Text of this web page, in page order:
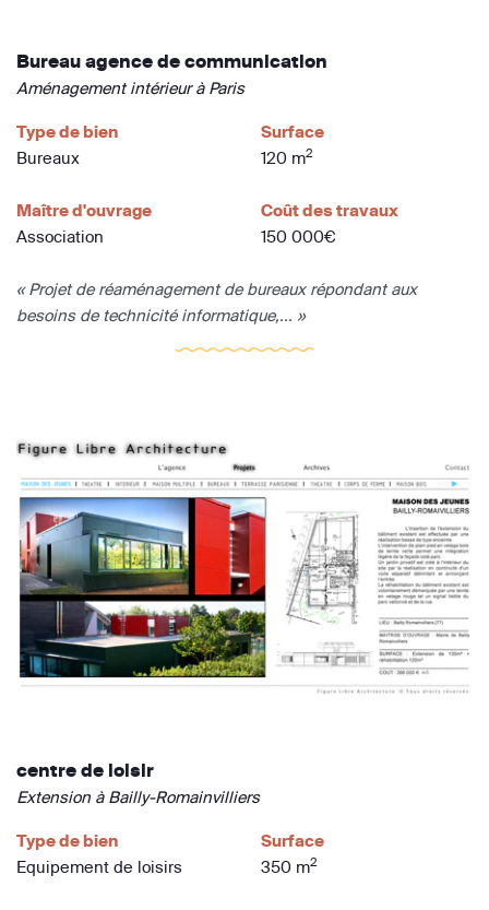
Bureau agence de communication
Aménagement intérieur à Paris
Type de bien
Bureaux
Surface
120 m2
Maître d'ouvrage
Association
Coût des travaux
150 000€
« Projet de réaménagement de bureaux répondant aux
besoins de technicité informatique,... »
centre de loisir
Extension à Bailly-Romainvilliers
Type de bien
Equipement de loisirs
Surface
350 m2